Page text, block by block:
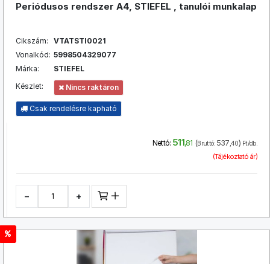
Periódusos rendszer A4, STIEFEL , tanulói munkalap
Cikszám:
VTATSTI0021
Vonalkód: 5998504329077
Márka:
STIEFEL
Készlet:
Nincs raktáron
Csak rendelésre kapható
Nettó: 511,81 (Bruttó: 537,40) Ft/db.
(Tájékoztató ár)
− +